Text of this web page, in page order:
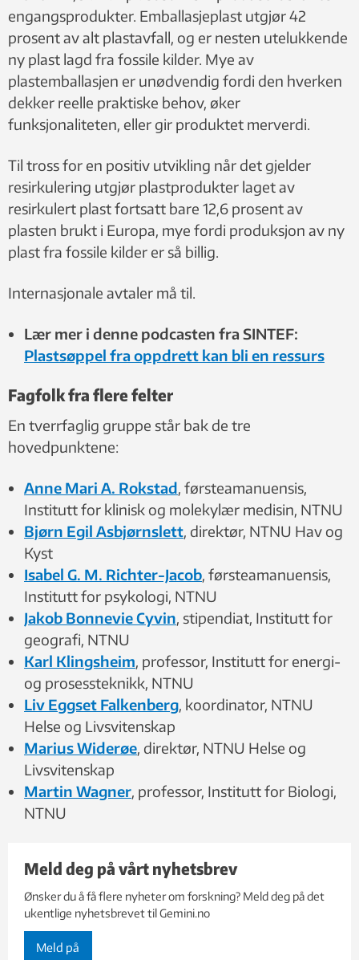
engangsprodukter. Emballasjeplast utgjør 42
prosent av alt plastavfall, og er nesten utelukkende
ny plast lagd fra fossile kilder. Mye av
plastemballasjen er unødvendig fordi den hverken
dekker reelle praktiske behov, øker
funksjonaliteten, eller gir produktet merverdi.
Til tross for en positiv utvikling når det gjelder
resirkulering utgjør plastprodukter laget av
resirkulert plast fortsatt bare 12,6 prosent av
plasten brukt i Europa, mye fordi produksjon av ny
plast fra fossile kilder er så billig.
Internasjonale avtaler må til.
Lær mer i denne podcasten fra SINTEF:
Plastsøppel fra oppdrett kan bli en ressurs
Fagfolk fra flere felter
En tverrfaglig gruppe står bak de tre
hovedpunktene:
Anne Mari A. Rokstad, førsteamanuensis,
Institutt for klinisk og molekylær medisin, NTNU
Bjørn Egil Asbjørnslett, direktør, NTNU Hav og
Kyst
Isabel G. M. Richter-Jacob, førsteamanuensis,
Institutt for psykologi, NTNU
Jakob Bonnevie Cyvin, stipendiat, Institutt for
geografi, NTNU
Karl Klingsheim, professor, Institutt for energi-
og prosessteknikk, NTNU
Liv Eggset Falkenberg, koordinator, NTNU
Helse og Livsvitenskap
Marius Widerøe, direktør, NTNU Helse og
Livsvitenskap
Martin Wagner, professor, Institutt for Biologi,
NTNU
Meld deg på vårt nyhetsbrev
Ønsker du å få flere nyheter om forskning? Meld deg på det
ukentlige nyhetsbrevet til Gemini.no
Meld på